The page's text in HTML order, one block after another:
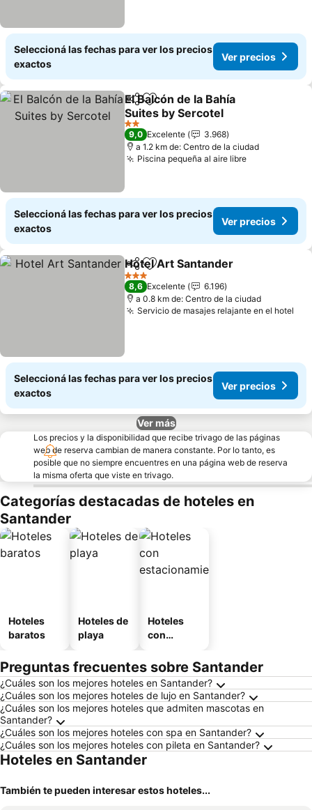
Seleccioná las fechas para ver los precios
exactos
Ver precios
CompartirAñadir a favoritos
El Balcón de la Bahía
Suites by Sercotel
2 Estrellas
9,0 Excelente
3.968
a 1.2 km de: Centro de la ciudad
Piscina pequeña al aire libre
Seleccioná las fechas para ver los precios
exactos
Ver precios
CompartirAñadir a favoritos
Hotel Art Santander
3 Estrellas
8,6 Excelente
6.196
a 0.8 km de: Centro de la ciudad
Servicio de masajes relajante en el hotel
Seleccioná las fechas para ver los precios
exactos
Ver precios
Ver más
Los precios y la disponibilidad que recibe trivago de las páginas
web de reserva cambian de manera constante. Por lo tanto, es
posible que no siempre encuentres en una página web de reserva
la misma oferta que viste en trivago.
Categorías destacadas de hoteles en
Santander
Hoteles
baratos
Hoteles de
playa
Hoteles
con
miento
Preguntas frecuentes sobre Santander
¿Cuáles son los mejores hoteles en Santander?
¿Cuáles son los mejores hoteles de lujo en Santander?
¿Cuáles son los mejores hoteles que admiten mascotas en
Santander?
¿Cuáles son los mejores hoteles con spa en Santander?
¿Cuáles son los mejores hoteles con pileta en Santander?
Hoteles en Santander
También te pueden interesar estos hoteles...